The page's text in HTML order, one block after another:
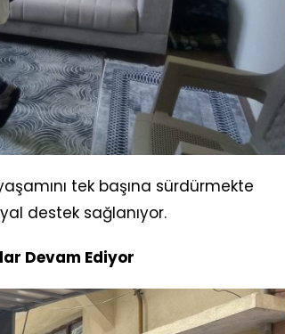
tek başına sürdürmekte
destek sağlanıyor.
Devam Ediyor